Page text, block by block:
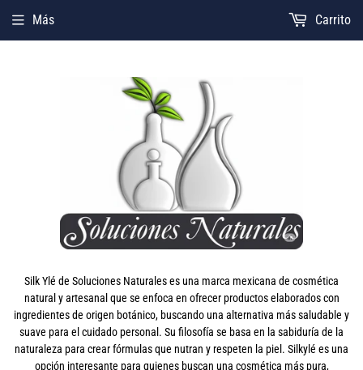
Silk Ylé de Soluciones Naturales es una marca mexicana de cosmética
natural y artesanal que se enfoca en ofrecer productos elaborados con
ingredientes de origen botánico, buscando una alternativa más saludable y
suave para el cuidado personal. Su filosofía se basa en la sabiduría de la
naturaleza para crear fórmulas que nutran y respeten la piel. Silkylé es una
opción interesante para quienes buscan una cosmética más pura,
Más Carrito